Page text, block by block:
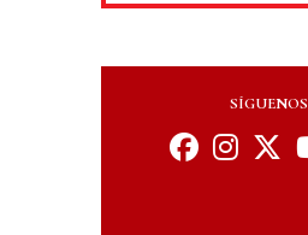
SÍGUENOS